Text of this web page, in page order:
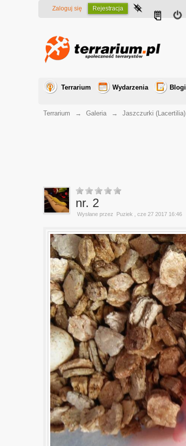
Zaloguj się Rejestracja
Terrarium Wydarzenia Blogi
Terrarium
→ Galeria → Jaszczurki (Lacertilia)
nr. 2
Wysłane przez Puziek , cze 27 2017 16:46